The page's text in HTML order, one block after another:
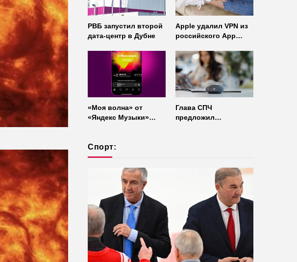
РВБ запустил второй
дата-центр в Дубне
Apple удалил VPN из
российского App
«Моя волна» от
«Яндекс Музыки»
Глава СПЧ
предложил
Спорт: